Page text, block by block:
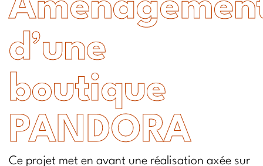
d’une
boutique
PANDORA
Ce projet met en avant une réalisation axée sur